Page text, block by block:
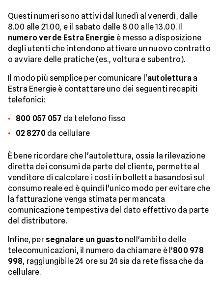
Questi numeri sono attivi dal lunedì al venerdì, dalle
8.00 alle 21.00, e il sabato dalle 8.00 alle 13.00. Il
numero verde Estra Energie è messo a disposizione
degli utenti che intendono attivare un nuovo contratto
o avviare delle pratiche (es., voltura e subentro).
Il modo più semplice per comunicare l'autoletturaa
Estra Energie è contattare uno dei seguenti recapiti
telefonici:
800 057 057 da telefono fisso
02 8270 da cellulare
È bene ricordare che l'autolettura, ossia la rilevazione
diretta dei consumi da parte del cliente, permette al
venditore di calcolare i costi in bolletta basandosi sul
consumo reale ed è quindi l'unico modo per evitare che
la fatturazione venga stimata per mancata
comunicazione tempestiva del dato effettivo da parte
del distributore.
Infine, per segnalare un guastonell'ambito delle
telecomunicazioni, il numero da chiamare è l'800 978
998, raggiungibile 24 ore su 24 sia da rete fissa che da
cellulare.